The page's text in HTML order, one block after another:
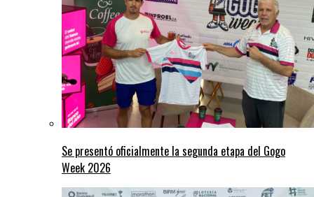
Se presentó oficialmente la segunda etapa del Gogo
Week 2026